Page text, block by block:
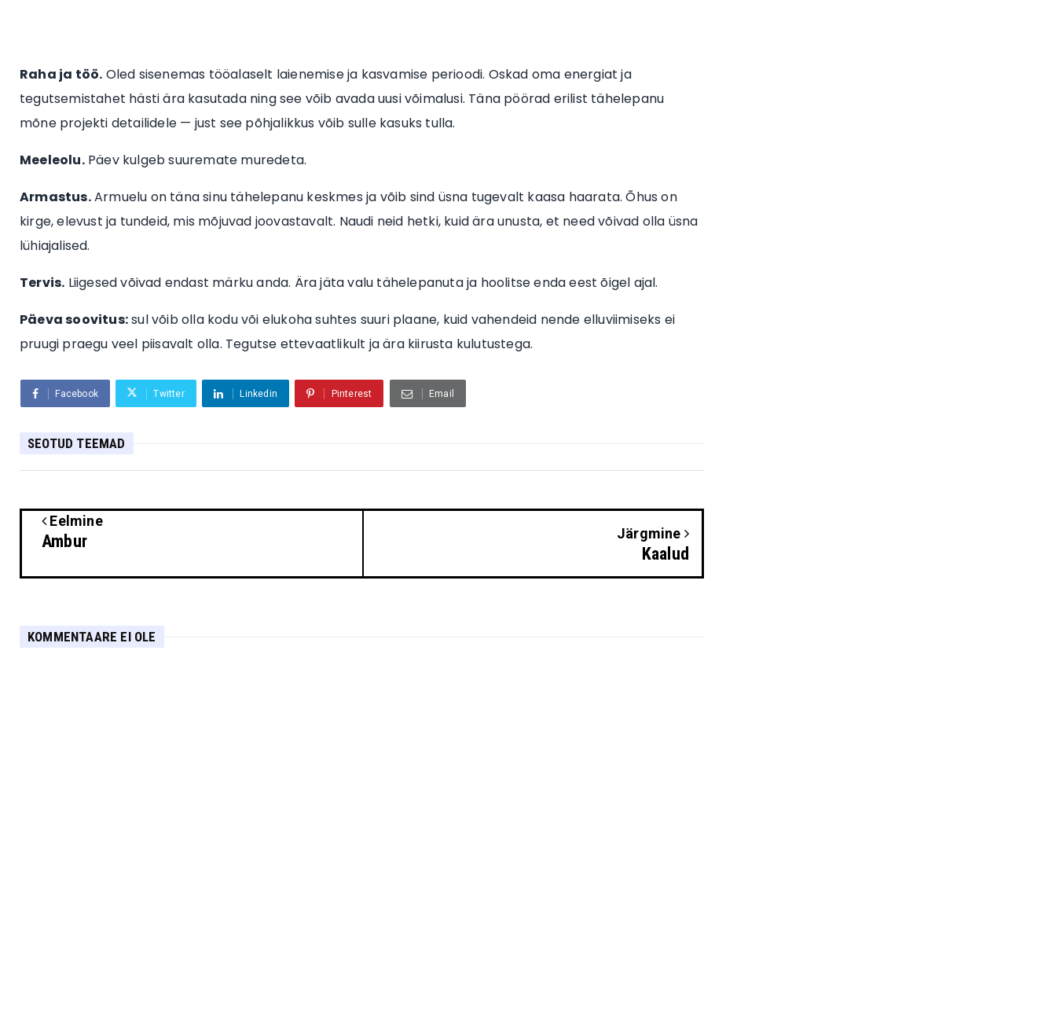
Raha ja töö. Oled sisenemas tööalaselt laienemise ja kasvamise perioodi. Oskad oma energiat ja
tegutsemistahet hästi ära kasutada ning see võib avada uusi võimalusi. Täna pöörad erilist tähelepanu
mõne projekti detailidele — just see põhjalikkus võib sulle kasuks tulla.
Meeleolu.Päev kulgeb suuremate muredeta.
Armastus.Armuelu on täna sinu tähelepanu keskmes ja võib sind üsna tugevalt kaasa haarata. Õhus on
kirge, elevust ja tundeid, mis mõjuvad joovastavalt. Naudi neid hetki, kuid ära unusta, et need võivad olla üsna
lühiajalised.
Tervis. Liigesed võivad endast märku anda. Ära jäta valu tähelepanuta ja hoolitse enda eest õigel ajal.
Päeva soovitus:sul võib olla kodu või elukoha suhtes suuri plaane, kuid vahendeid nende elluviimiseks ei
pruugi praegu veel piisavalt olla. Tegutse ettevaatlikult ja ära kiirusta kulutustega.
Facebook Twitter Linkedin Pinterest Email
SEOTUD TEEMAD
Eelmine
Ambur Järgmine
Kaalud
KOMMENTAARE EI OLE